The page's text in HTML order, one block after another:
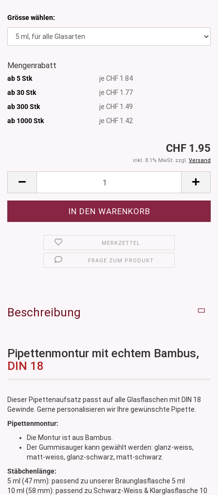
Grösse wählen:
Mengenrabatt
ab 5 Stk
je CHF 1.84
ab 30 Stk
je CHF 1.77
ab 300 Stk
je CHF 1.49
ab 1000Stk je CHF 1.42
CHF 1.95
inkl. 8.1% MwSt. zzgl. Versand
MERKZETTEL
FRAGE ZUM PRODUKT
Beschreibung
Pipettenmontur mit echtem Bambus,
DIN 18
Dieser Pipettenaufsatz passt auf alle Glasflaschen mit DIN 18
Gewinde. Gerne personalisieren wir Ihre gewünschte Pipette.
Pipettenmontur:
Die Montur ist aus Bambus.
Der Gummisauger kann gewählt werden: glanz-weiss,
matt-weiss, glanz-schwarz, matt-schwarz.
Stäbchenlänge:
5 ml (47 mm): passend zu unserer Braunglasflasche 5 ml
10 ml (58 mm): passend zu Schwarz-Weiss & Klarglasflasche 10